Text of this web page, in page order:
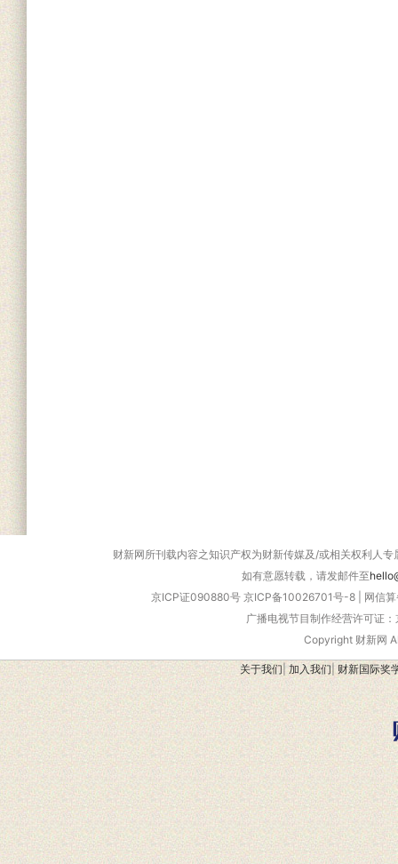
财新网所刊载内容之知识产权为财新传媒及/或相关权利人
如有意愿转载，请发邮件至
京ICP证090880号 京ICP备10026701号-8
网信
广播电视节目制作经营许可证
Copyright 财新网
关于我们 |加入我们 财新国际奖